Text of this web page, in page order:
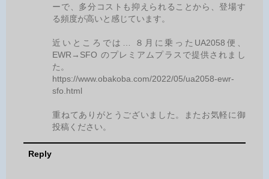
ーで、多分コストも抑えられることから、登場す
る頻度が高いと感じています。
近いところでは… ８月に乗ったUA2058便、
EWR→SFO のプレミアムプラスで提供されまし
た。
https://www.obakoba.com/2022/05/ua2058-ewr-
sfo.html
重ねてありがとうございました。またお気軽に御
投稿ください。
Reply